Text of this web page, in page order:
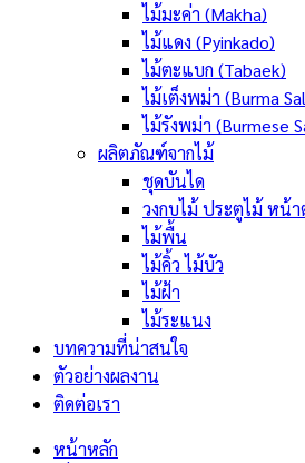
ไม้มะค่า (Makha)
ไม้แดง (Pyinkado)
ไม้ตะแบก (Tabaek)
ไม้เต็งพม่า (Burma
ไม้รังพม่า (Burmese
ผลิตภัณฑ์จากไม้
ชุดบันได
วงกบไม้ ประตูไม้ หน้า
ไม้พื้น
ไม้คิ้ว ไม้บัว
ไม้ฝ้า
ไม้ระแนง
บทความที่น่าสนใจ
ตัวอย่างผลงาน
ติดต่อเรา
หน้าหลัก